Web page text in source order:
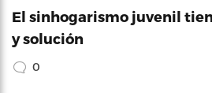
El sinhogarismo juvenil
y solución
0